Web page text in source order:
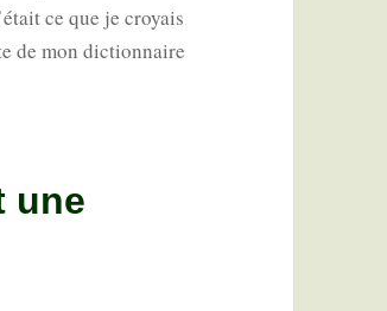
ce que je croyais
de mon dic­tion­naire
une